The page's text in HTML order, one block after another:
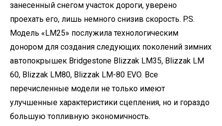
занесенный снегом участок дороги, уверено
проехать его, лишь немного снизив скорость. P.S.
Модель «LM25» послужила технологическим
донором для создания следующих поколений зимних
автопокрышек Bridgestone Blizzak LM35, Blizzak LM
60, Blizzak LM80, Blizzak LM-80 EVO. Все
перечисленные модели не только имеют
улучшенные характеристики сцепления, но и гораздо
большую топливную экономичность.